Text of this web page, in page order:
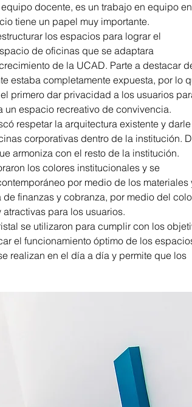
docente, es un trabajo en equipo
tiene un papel muy importante.
los espacios para lograr el
de oficinas que se adaptara
de la UCAD. Parte a destacar
estaba completamente expuesta, por lo
primero dar privacidad a los usuarios
un espacio recreativo de convivencia.
respetar la arquitectura existente y
corporativas dentro de la institución.
armoniza con el resto de la institución.
los colores institucionales y se
por medio de los materiales
finanzas y cobranza, por medio del
para los usuarios.
se utilizaron para cumplir con los
el funcionamiento óptimo de los
realizan en el día a día y permite que los